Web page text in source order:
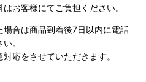
お客様にてご負担ください。
合は商品到着後7日以内に電話
。
応をさせていただきます。